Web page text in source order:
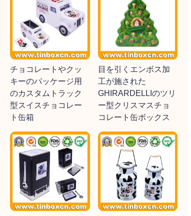
チョコレートやクッ
キーのパッケージ用
のカスタムトラック
型スイスチョコレー
ト缶箱
目を引くエンボス加
工が施された
GHIRARDELLIのツリ
ー型クリスマスチョ
コレート缶ボックス